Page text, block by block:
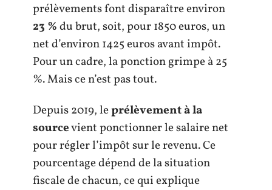
prélèvements font disparaître environ
23 %du brut, soit, pour 1850 euros, un
net d’environ 1425 euros avant impôt.
Pour un cadre, la ponction grimpe à 25
%. Mais ce n’est pas tout.
Depuis 2019, leprélèvement à la
sourcevient ponctionner le salaire net
pour régler l’impôt sur le revenu. Ce
pourcentage dépend de la situation
fiscale de chacun, ce qui explique